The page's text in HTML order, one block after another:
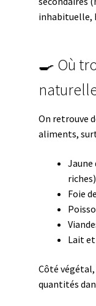
inhabituelle,
🍳 Où
On retrouve
aliments,
Jaune
riches)
Foie
Lait
Côté
quantités